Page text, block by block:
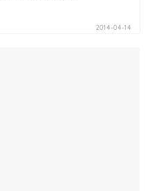
2014-04-14